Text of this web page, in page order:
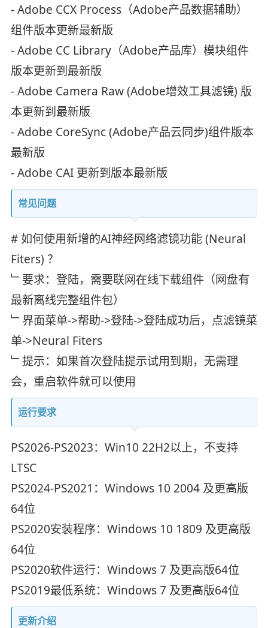
- Adob​​e CCX Process（Adobe产品数据辅助）
组件版本更新最新版
- Adobe CC Library（Adobe产品库）模块组件
版本更新到最新版
- Adob​​e Camera Raw (Adobe增效工具滤镜) 版
本更新到最新版
- Adob​​e CoreSync (Adobe产品云同步)组件版本
最新版
- Adob​​e CAI 更新到版本最新版
常见问题
# 如何使用新增的AI神经网络滤镜功能 (Neural
Fiters) ？
﹂要求：登陆，需要联网在线下载组件（网盘有
最新离线完整组件包）
﹂界面菜单->帮助->登陆->登陆成功后，点滤镜菜
单->Neural Fiters
﹂提示：如果首次登陆提示试用到期，无需理
会，重启软件就可以使用
运行要求
PS2026-PS2023：Win10 22H2以上，不支持
LTSC
PS2024-PS2021：Windows 10 2004 及更高版
64位
PS2020安装程序：Windows 10 1809 及更高版
64位
PS2020软件运行：Windows 7 及更高版64位
PS2019最低系统：Windows 7 及更高版64位
更新介绍